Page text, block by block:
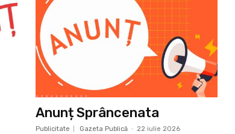
Anunț Sprâncenata
Publicitate Gazeta Publică - 22 iulie 2026